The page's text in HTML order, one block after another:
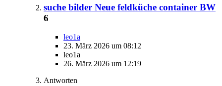
suche bilder Neue feldküche container BW
6
leo1a
23. März 2026 um 08:12
leo1a
26. März 2026 um 12:19
Antworten